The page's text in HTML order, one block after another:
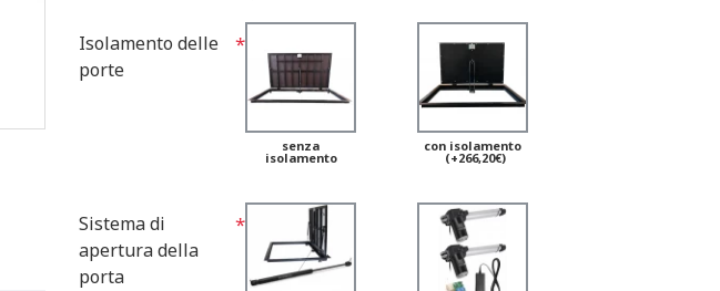
Isolamento delle
porte
senza
isolamento
con isolamento
(+266,20€)
Sistema di
apertura della
porta